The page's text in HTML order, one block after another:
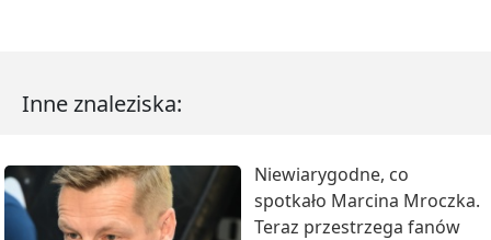
Inne znaleziska:
Niewiarygodne, co
spotkało Marcina Mroczka.
Teraz przestrzega fanów